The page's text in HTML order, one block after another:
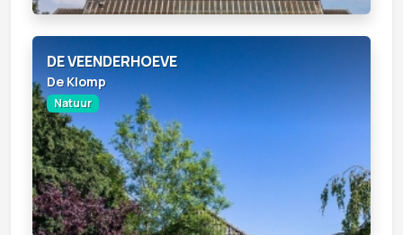
DE VEENDERHOEVE
De Klomp
Natuur